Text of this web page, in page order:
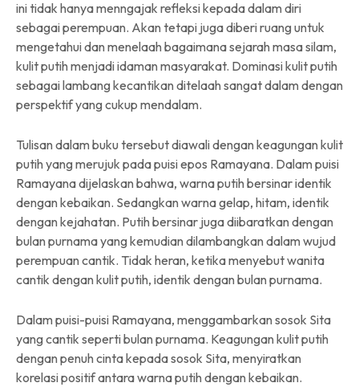
ini tidak hanya menngajak refleksi kepada dalam diri
sebagai perempuan. Akan tetapi juga diberi ruang untuk
mengetahui dan menelaah bagaimana sejarah masa silam,
kulit putih menjadi idaman masyarakat. Dominasi kulit putih
sebagai lambang kecantikan ditelaah sangat dalam dengan
perspektif yang cukup mendalam.
Tulisan dalam buku tersebut diawali dengan keagungan kulit
putih yang merujuk pada puisi epos Ramayana. Dalam puisi
Ramayana dijelaskan bahwa, warna putih bersinar identik
dengan kebaikan. Sedangkan warna gelap, hitam, identik
dengan kejahatan. Putih bersinar juga diibaratkan dengan
bulan purnama yang kemudian dilambangkan dalam wujud
perempuan cantik. Tidak heran, ketika menyebut wanita
cantik dengan kulit putih, identik dengan bulan purnama.
Dalam puisi-puisi Ramayana, menggambarkan sosok Sita
yang cantik seperti bulan purnama. Keagungan kulit putih
dengan penuh cinta kepada sosok Sita, menyiratkan
korelasi positif antara warna putih dengan kebaikan.